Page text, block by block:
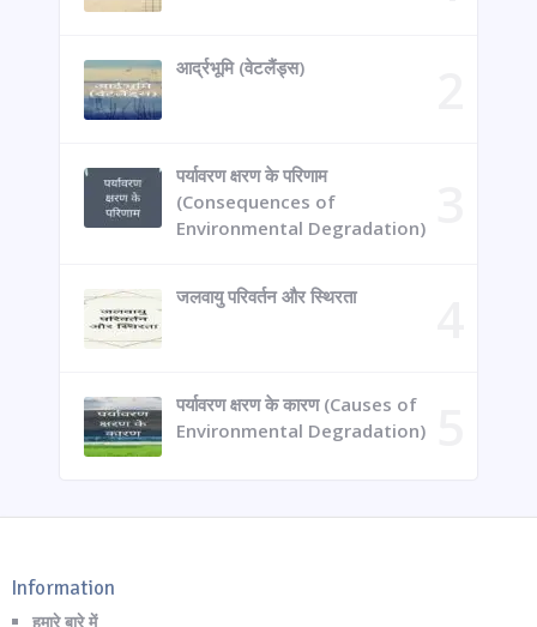
आर्द्रभूमि (वेटलैंड्स)
पर्यावरण क्षरण के परिणाम
(Consequences of
Environmental Degradation)
जलवायु परिवर्तन और स्थिरता
पर्यावरण क्षरण के कारण (Causes of
Environmental Degradation)
Information
हमारे बारे में